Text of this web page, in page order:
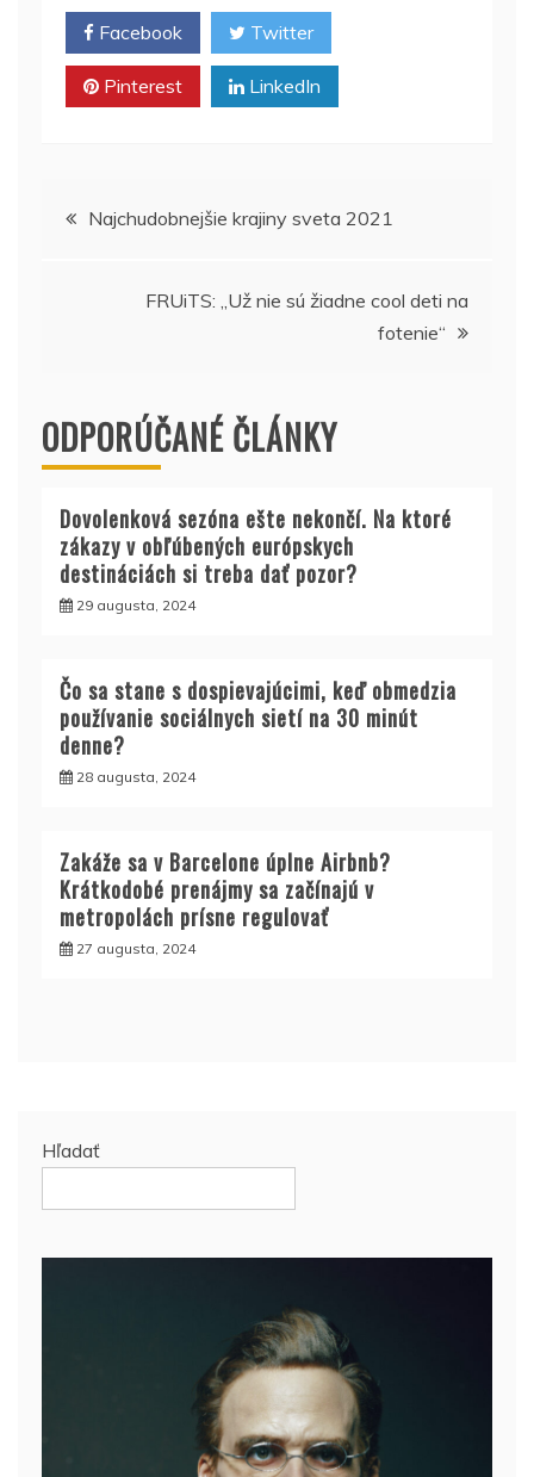
Facebook Twitter
Pinterest LinkedIn
Navigácia
Najchudobnejšie krajiny sveta 2021
FRUiTS: „Už nie sú žiadne cool deti na
fotenie“
ODPORÚČANÉ ČLÁNKY
Dovolenková sezóna ešte nekončí. Na ktoré
zákazy v obľúbených európskych
destináciách si treba dať pozor?
29 augusta, 2024
Čo sa stane s dospievajúcimi, keď obmedzia
používanie sociálnych sietí na 30 minút
denne?
28 augusta, 2024
Zakáže sa v Barcelone úplne Airbnb?
Krátkodobé prenájmy sa začínajú v
metropolách prísne regulovať
27 augusta, 2024
Hľadať